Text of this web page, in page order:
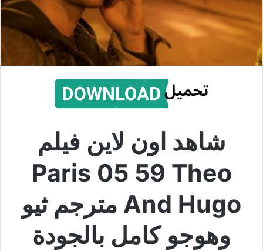
شاهد اون لاين فيلم
Paris 05 59 Theo
And Hugo مترجم ثيو
وهوجو كامل بالجودة